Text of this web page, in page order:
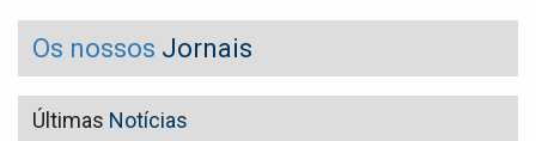
Os nossos Jornais
Últimas Notícias